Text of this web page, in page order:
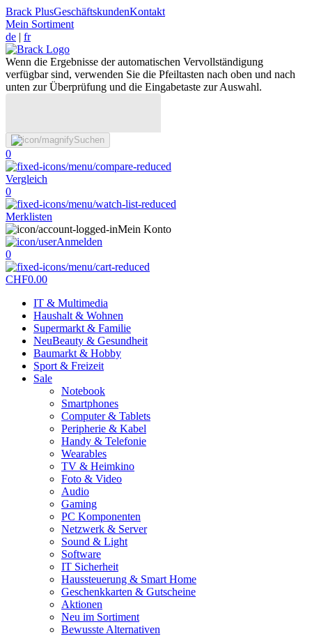
Brack PlusGeschäftskundenKontakt
Mein Sortiment
de | fr
Wenn die Ergebnisse der automatischen Vervollständigung
verfügbar sind, verwenden Sie die Pfeiltasten nach oben und nach
unten zur Überprüfung und die Eingabetaste zur Auswahl.
Suchen
0
Vergleich
0
Merklisten
Mein Konto
Anmelden
0
CHF0.00
IT & Multimedia
Haushalt & Wohnen
Supermarkt & Familie
NeuBeauty & Gesundheit
Baumarkt & Hobby
Sport & Freizeit
Sale
Notebook
Smartphones
Computer & Tablets
Peripherie & Kabel
Handy & Telefonie
Wearables
TV & Heimkino
Foto & Video
Audio
Gaming
PC Komponenten
Netzwerk & Server
Sound & Light
Software
IT Sicherheit
Haussteuerung & Smart Home
Geschenkkarten & Gutscheine
Aktionen
Neu im Sortiment
Bewusste Alternativen